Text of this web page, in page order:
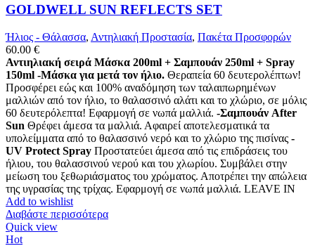
GOLDWELL SUN REFLECTS SET
Ήλιος - Θάλασσα, Αντηλιακή Προστασία, Πακέτα Προσφορών
60.00 €
Αντιηλιακή σειρά Μάσκα 200ml + Σαμπουάν 250ml + Spray
150ml -Μάσκα για μετά τον ήλιο. Θεραπεία 60 δευτερολέπτων!
Προσφέρει εώς και 100% αναδόμηση των ταλαιπωρημένων
μαλλιών από τον ήλιο, το θαλασσινό αλάτι και το χλώριο, σε μόλις
60 δευτερόλεπτα! Εφαρμογή σε νωπά μαλλιά. -Σαμπουάν After
Sun Θρέφει άμεσα τα μαλλιά. Αφαιρεί αποτελεσματικά τα
υπολείμματα από το θαλασσινό νερό και το χλώριο της πισίνας -
UV Protect Spray Προστατεύει άμεσα από τις επιδράσεις του
ήλιου, του θαλασσινού νερού και του χλωρίου. Συμβάλει στην
μείωση του ξεθωριάσματος του χρώματος. Αποτρέπει την απώλεια
της υγρασίας της τρίχας. Εφαρμογή σε νωπά μαλλιά. LEAVE IN
Add to wishlist
Διαβάστε περισσότερα
Quick view
Hot